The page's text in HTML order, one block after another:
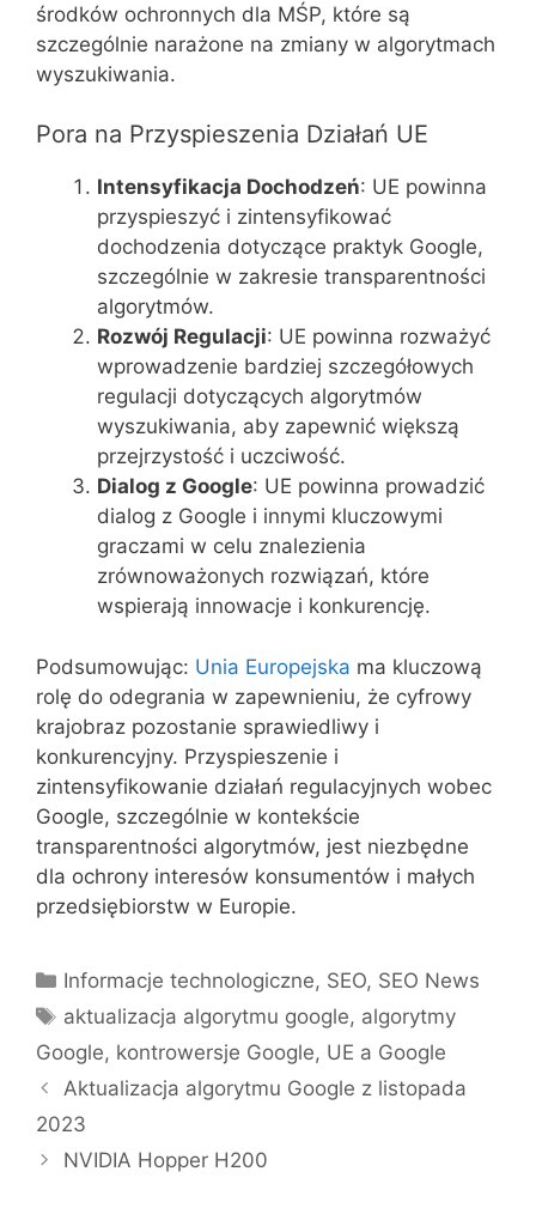
środków ochronnych dla MŚP, które są
szczególnie narażone na zmiany w algorytmach
wyszukiwania.
Pora na Przyspieszenia Działań UE
Intensyfikacja Dochodzeń: UE powinna
przyspieszyć i zintensyfikować
dochodzenia dotyczące praktyk Google,
szczególnie w zakresie transparentności
algorytmów.
Rozwój Regulacji: UE powinna rozważyć
wprowadzenie bardziej szczegółowych
regulacji dotyczących algorytmów
wyszukiwania, aby zapewnić większą
przejrzystość i uczciwość.
Dialog z Google: UE powinna prowadzić
dialog z Google i innymi kluczowymi
graczami w celu znalezienia
zrównoważonych rozwiązań, które
wspierają innowacje i konkurencję.
Podsumowując: Unia Europejska ma kluczową
rolę do odegrania w zapewnieniu, że cyfrowy
krajobraz pozostanie sprawiedliwy i
konkurencyjny. Przyspieszenie i
zintensyfikowanie działań regulacyjnych wobec
Google, szczególnie w kontekście
transparentności algorytmów, jest niezbędne
dla ochrony interesów konsumentów i małych
przedsiębiorstw w Europie.
Kategorie
Informacje technologiczne, SEO, SEO News
Tagi
aktualizacja algorytmu google, algorytmy
Google, kontrowersje Google, UE a Google
Aktualizacja algorytmu Google z listopada
2023
NVIDIA Hopper H200